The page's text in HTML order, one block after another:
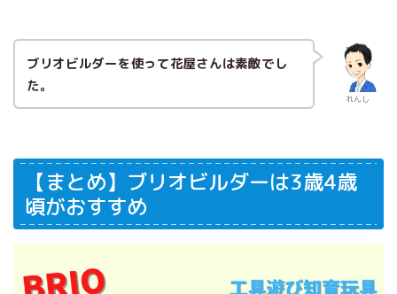
れんし
ブリオビルダーを使って花屋さんは素敵でし
た。
【まとめ】ブリオビルダーは3歳4歳
頃がおすすめ